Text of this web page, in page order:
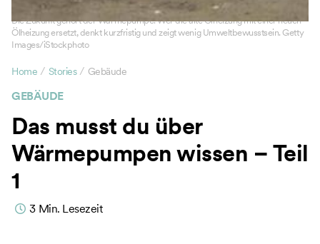
Die Zukunft gehört der Wärmepumpe. Wer die alte Ölheizung mit einer neuen
Ölheizung ersetzt, denkt kurzfristig und zeigt wenig Umweltbewusstsein. Getty
Images/iStockphoto
GEBÄUDE
Home / Stories / Gebäude
Das musst du über
Wärmepumpen wissen – Teil
1
3 Min. Lesezeit